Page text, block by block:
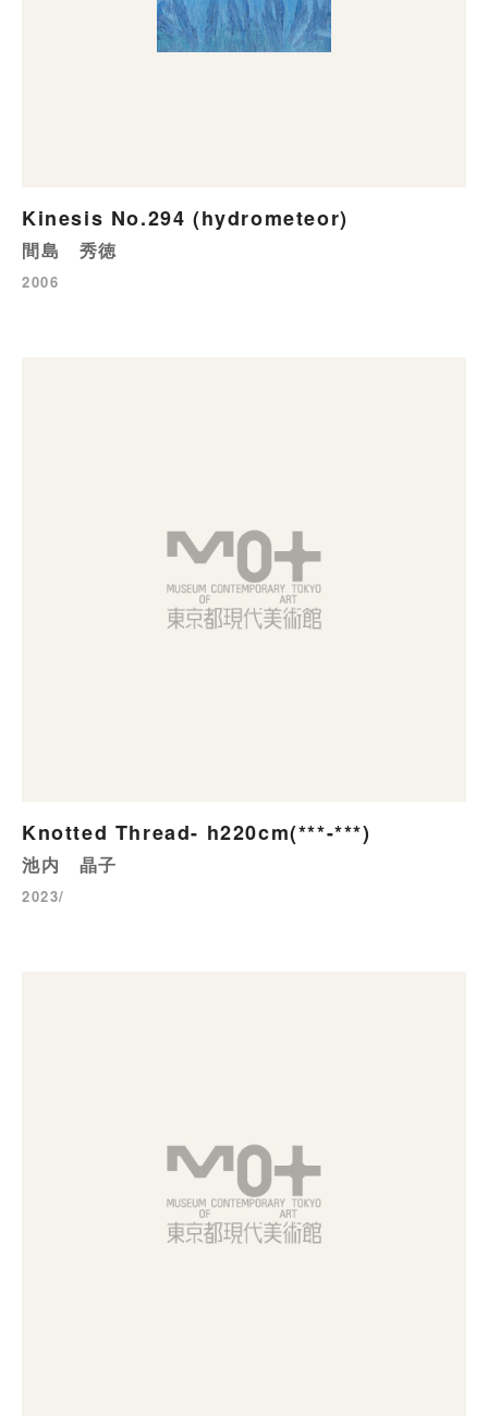
Kinesis No.294 (hydrometeor)
間島 秀徳
2006
Knotted Thread- h220cm(***-***)
池内 晶子
2023/